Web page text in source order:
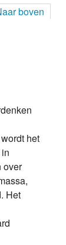
boven
het
over
Het